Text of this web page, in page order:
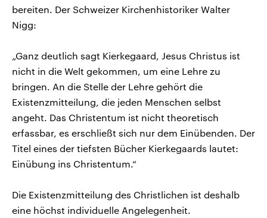
bereiten. Der Schweizer Kirchenhistoriker Walter
Nigg:
„Ganz deutlich sagt Kierkegaard, Jesus Christus ist
nicht in die Welt gekommen, um eine Lehre zu
bringen. An die Stelle der Lehre gehört die
Existenzmitteilung, die jeden Menschen selbst
angeht. Das Christentum ist nicht theoretisch
erfassbar, es erschließt sich nur dem Einübenden. Der
Titel eines der tiefsten Bücher Kierkegaards lautet:
Einübung ins Christentum.“
Die Existenzmitteilung des Christlichen ist deshalb
eine höchst individuelle Angelegenheit.